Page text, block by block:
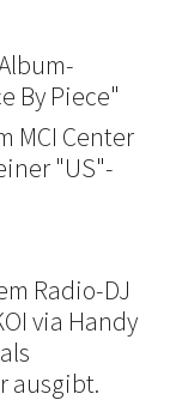
By Piece"
MCI Center
"US"-
Radio-DJ
via Handy
ausgibt.